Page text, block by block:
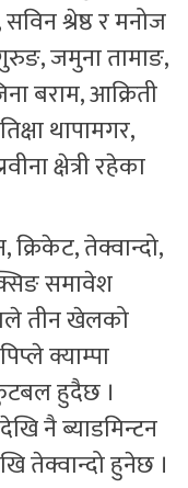
सविन श्रेष्ठ र मनोज
जमुना तामाङ,
बराम, आक्रिती
थापामगर,
क्षेत्री रहेका
क्रिकेट, तेक्वान्दो,
समावेश
तीन खेलको
क्याम्पा
हुदैछ ।
नै ब्याडमिन्टन
तेक्वान्दो हुनेछ ।